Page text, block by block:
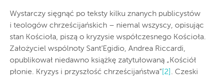
Wystarczy sięgnąć po teksty kilku znanych publicystów
i teologów chrześcijańskich – niemal wszyscy, opisując
stan Kościoła, piszą o kryzysie współczesnego Kościoła.
Założyciel wspólnoty Sant’Egidio, Andrea Riccardi,
opublikował niedawno książkę zatytułowaną „Kościół
płonie. Kryzys i przyszłość chrześcijaństwa” [2] . Czeski